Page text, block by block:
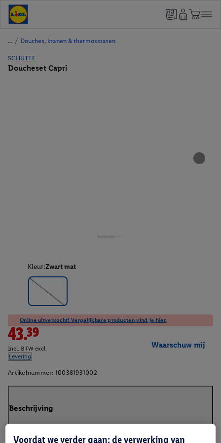
/ Douches, kranen & thermosstaten
SCHÜTTE
Doucheset Capri
Kleur:Zwart mat
Online uitverkocht! Vergelijkbare producten vind je hier.
43.39
Incl. BTW excl.
Levering
Waarschuw mij
Artikelnummer: 100381931002
Beschrijving
Voordat we verder gaan: de verwerking van